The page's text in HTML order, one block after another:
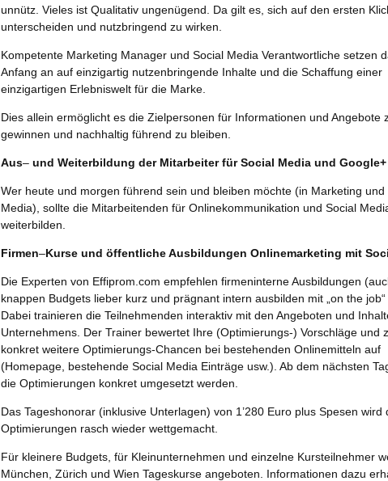
unnütz. Vieles ist Qualitativ ungenügend. Da gilt es, sich auf den ersten
unterscheiden und nutzbringend zu wirken.
Kompetente Marketing Manager und Social Media Verantwortliche setzen
Anfang an auf einzigartig nutzenbringende Inhalte und die Schaffung einer
einzigartigen Erlebniswelt für die Marke.
Dies allein ermöglicht es die Zielpersonen für Informationen und Angebote
gewinnen und nachhaltig führend zu bleiben.
Aus– und Weiterbildung der Mitarbeiter für Social Media und Google+
Wer heute und morgen führend sein und bleiben möchte (in Marketing und
Media), sollte die Mitarbeitenden für Onlinekommunikation und Social
weiterbilden.
Firmen–Kurse und öffentliche Ausbildungen Onlinemarketing mit
Die Experten von Effiprom.com empfehlen firmeninterne Ausbildungen
knappen Budgets lieber kurz und prägnant intern ausbilden mit „on the job“
Dabei trainieren die Teilnehmenden interaktiv mit den Angeboten und
Unternehmens. Der Trainer bewertet Ihre (Optimierungs-) Vorschläge und
konkret weitere Optimierungs-Chancen bei bestehenden Onlinemitteln auf
(Homepage, bestehende Social Media Einträge usw.). Ab dem nächsten
die Optimierungen konkret umgesetzt werden.
Das Tageshonorar (inklusive Unterlagen) von 1’280 Euro plus Spesen wird
Optimierungen rasch wieder wettgemacht.
Für kleinere Budgets, für Kleinunternehmen und einzelne Kursteilnehmer
München, Zürich und Wien Tageskurse angeboten. Informationen dazu